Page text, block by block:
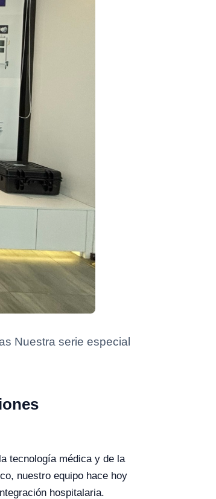
Nuestra serie especial
tecnología médica y de la
nuestro equipo hace hoy
hospitalaria.